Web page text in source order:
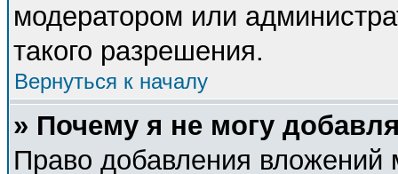
модератором или
такого разрешения.
Вернуться к началу
» Почему я не могу
Право добавления вложений